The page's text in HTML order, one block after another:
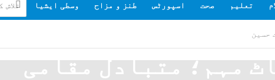
تعلیم صحت اسپورٹس طنز و مزاح وسطی ایشیا
حسین
مہم؛ متبادل مقامی